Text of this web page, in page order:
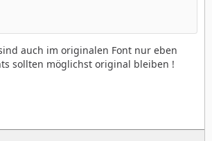
auch im originalen Font nur eben
sollten möglichst original bleiben !